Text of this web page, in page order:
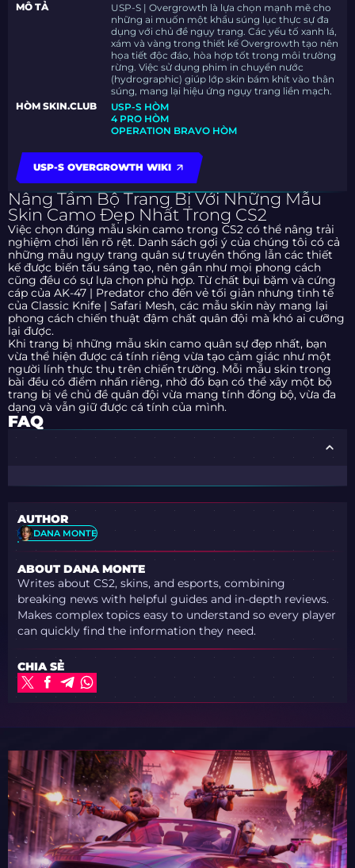
MÔ TẢ
USP-S | Overgrowth là lựa chọn mạnh mẽ cho
những ai muốn một khẩu súng lục thực sự đa
dụng với chủ đề ngụy trang. Các yếu tố xanh lá,
xám và vàng trong thiết kế Overgrowth tạo nên
họa tiết độc đáo, hòa hợp tốt trong môi trường
rừng. Việc sử dụng phim in chuyển nước
(hydrographic) giúp lớp skin bám khít vào thân
súng, mang lại hiệu ứng ngụy trang liền mạch.
HÒM SKIN.CLUB
USP-S HÒM
4 PRO HÒM
OPERATION BRAVO HÒM
USP-S OVERGROWTH WIKI
Nâng Tầm Bộ Trang Bị Với Những Mẫu
Skin Camo Đẹp Nhất Trong CS2
Việc chọn đúng mẫu skin camo trong CS2 có thể nâng trải
nghiệm chơi lên rõ rệt. Danh sách gợi ý của chúng tôi có cả
những mẫu ngụy trang quân sự truyền thống lẫn các thiết
kế được biến tấu sáng tạo, nên gần như mọi phong cách
cũng đều có sự lựa chọn phù hợp. Từ chất bụi bặm và cứng
cáp của AK-47 | Predator cho đến vẻ tối giản nhưng tinh tế
của Classic Knife | Safari Mesh, các mẫu skin này mang lại
phong cách chiến thuật đậm chất quân đội mà khó ai cưỡng
lại được.
Khi trang bị những mẫu skin camo quân sự đẹp nhất, bạn
vừa thể hiện được cá tính riêng vừa tạo cảm giác như một
người lính thực thụ trên chiến trường. Mỗi mẫu skin trong
bài đều có điểm nhấn riêng, nhờ đó bạn có thể xây một bộ
trang bị về chủ đề quân đội vừa mang tính đồng bộ, vừa đa
dạng và vẫn giữ được cá tính của mình.
FAQ
AUTHOR
DANA MONTE
ABOUT DANA MONTE
Writes about CS2, skins, and esports, combining
breaking news with helpful guides and in-depth reviews.
Makes complex topics easy to understand so every player
can quickly find the information they need.
CHIA SẺ